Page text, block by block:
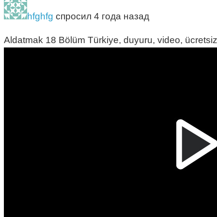
hfghfg спросил 4 года назад
Aldatmak 18 Bölüm Türkiye, duyuru, video, ücretsiz